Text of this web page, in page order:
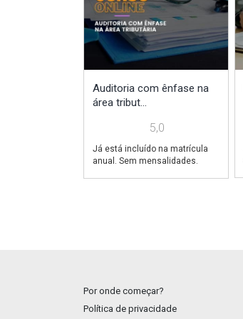
Auditoria com ênfase na
área tribut...
5,0
Já está incluído na matrícula
anual. Sem mensalidades.
Por onde começar?
Política de privacidade